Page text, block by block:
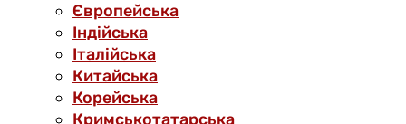
Європейська
Індійська
Італійська
Китайська
Корейська
Кримськотатарська